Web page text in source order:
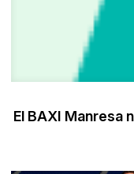
El BAXI Manresa